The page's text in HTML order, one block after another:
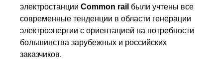
электростанции Common rail были учтены все
современные тенденции в области генерации
электроэнергии с ориентацией на потребности
большинства зарубежных и российских
заказчиков.